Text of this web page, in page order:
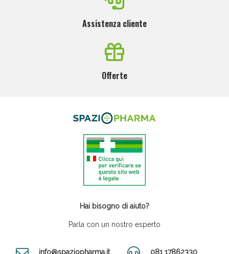
Assistenza cliente
Offerte
Hai bisogno di aiuto?
Parla con un nostro esperto
info@spaziopharma.it 081 17862330